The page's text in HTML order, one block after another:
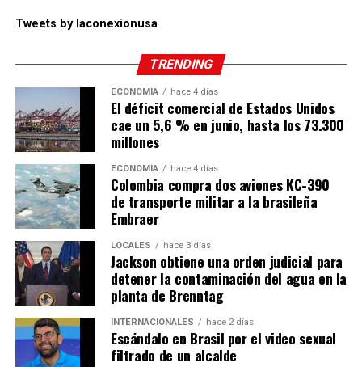
Tweets by laconexionusa
TRENDING
ECONOMÍA hace 4 días
El déficit comercial de Estados Unidos
cae un 5,6 % en junio, hasta los 73.300
millones
ECONOMÍA hace 4 días
Colombia compra dos aviones KC-390
de transporte militar a la brasileña
Embraer
LOCALES hace 3 días
Jackson obtiene una orden judicial para
detener la contaminación del agua en la
planta de Brenntag
INTERNACIONALES hace 2 días
Escándalo en Brasil por el video sexual
filtrado de un alcalde